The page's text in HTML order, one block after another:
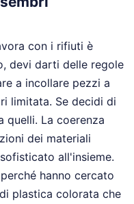
con i rifiuti è
devi darti delle regole
a incollare pezzi a
limitata. Se decidi di
quelli. La coerenza
dei materiali
all'insieme.
hanno cercato
plastica colorata che